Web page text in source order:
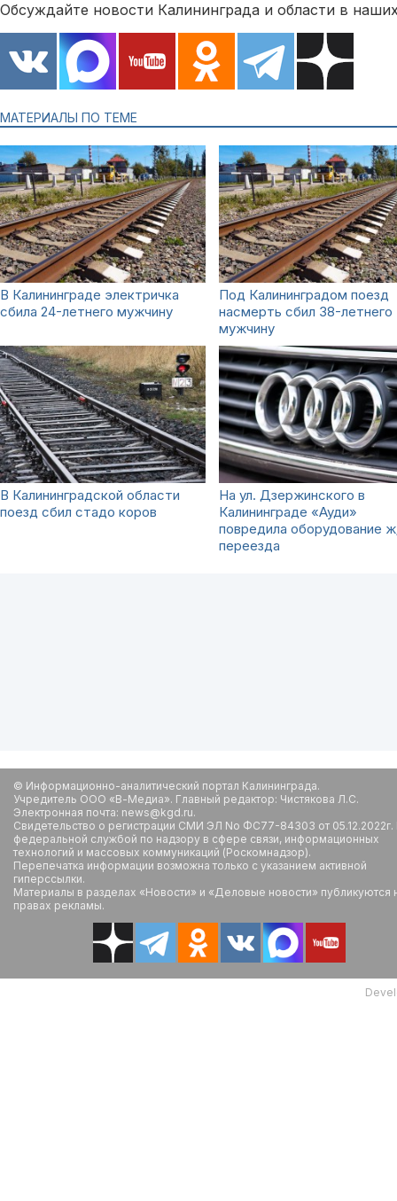
Обсуждайте новости Калининграда и области в
МАТЕРИАЛЫ ПО ТЕМЕ
В Калининграде электричка
сбила 24-летнего мужчину
Под Калининградом поезд
насмерть сбил 38-летнего
мужчину
В Калининградской области
поезд сбил стадо коров
На ул. Дзержинского в
Калининграде «Ауди»
повредила оборудование
переезда
© Информационно-аналитический портал Калининграда.
Учредитель ООО «В-Медиа». Главный редактор: Чистякова Л.С.
Электронная почта: news@kgd.ru.
Свидетельство о регистрации СМИ ЭЛ No ФС77-84303 от
федеральной службой по надзору в сфере связи, информационных
технологий и массовых коммуникаций (Роскомнадзор).
Перепечатка информации возможна только с указанием активной
гиперссылки.
Материалы в разделах «Новости» и «Деловые новости» публикуются
правах рекламы.